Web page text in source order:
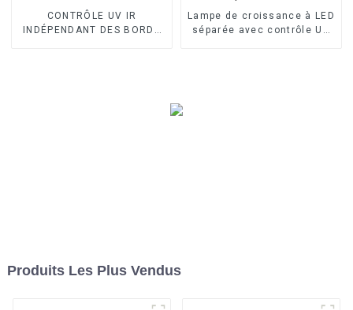
CONTRÔLE UV IR
INDÉPENDANT DES BORDS
Lampe de croissance à LED
séparée avec contrôle UV
Produits Les Plus Vendus